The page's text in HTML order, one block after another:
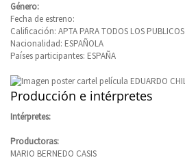
Género:
Fecha de estreno:
Calificación: APTA PARA TODOS LOS PUBLICOS
Nacionalidad: ESPAÑOLA
Países participantes: ESPAÑA
Producción e intérpretes
Intérpretes:
Productoras:
MARIO BERNEDO CASIS